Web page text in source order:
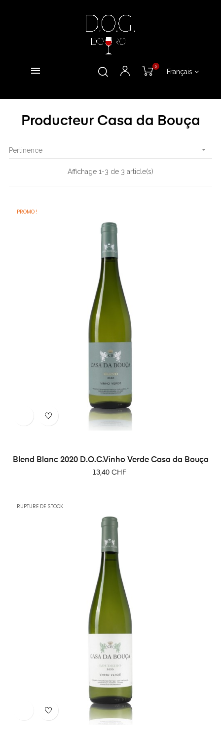
Français
0
Producteur Casa da Bouça
Pertinence 
Affichage 1-3 de 3 article(s)
PROMO !
Blend Blanc 2020 D.O.C.Vinho Verde Casa da Bouça
Prix
13,40 CHF
RUPTURE DE STOCK